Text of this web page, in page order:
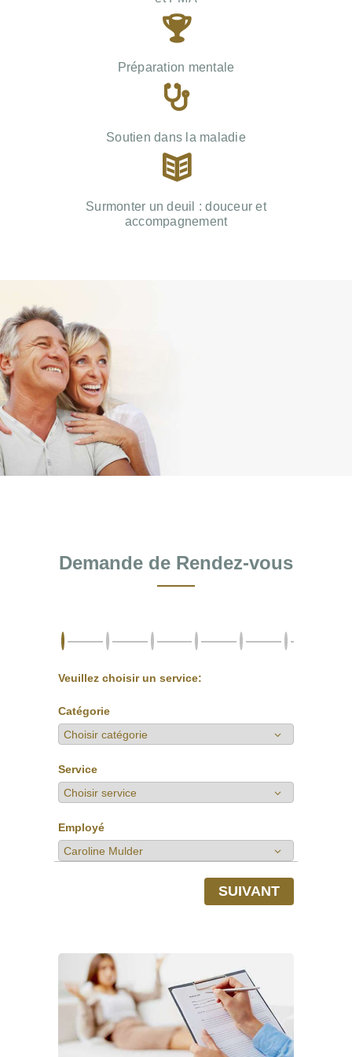
Préparation mentale
Soutien dans la maladie
Surmonter un deuil : douceur et
accompagnement
Demande de Rendez-vous
Veuillez choisir un service:
Catégorie
Service
Employé
SUIVANT